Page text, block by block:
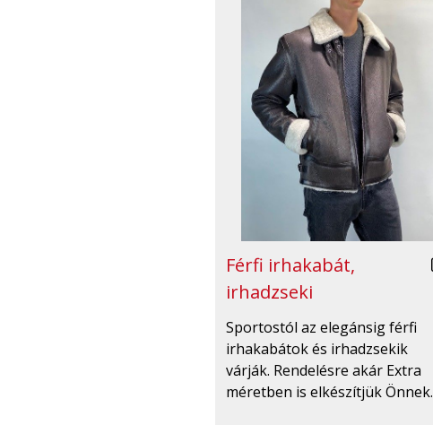
Férfi irhakabát,
irhadzseki
Sportostól az elegánsig férfi
irhakabátok és irhadzsekik
várják. Rendelésre akár Extra
méretben is elkészítjük Önnek.